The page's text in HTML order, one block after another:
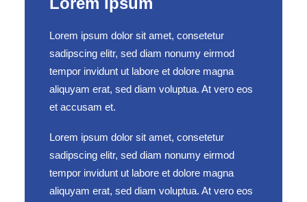
Lorem ipsum dolor sit amet, consetetur
sadipscing elitr, sed diam nonumy eirmod
tempor invidunt ut labore et dolore magna
aliquyam erat, sed diam voluptua. At vero eos
et accusam et.
Lorem ipsum dolor sit amet, consetetur
sadipscing elitr, sed diam nonumy eirmod
tempor invidunt ut labore et dolore magna
aliquyam erat, sed diam voluptua. At vero eos